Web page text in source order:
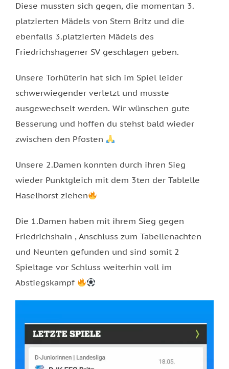
Diese mussten sich gegen, die momentan 3.
platzierten Mädels von Stern Britz und die
ebenfalls 3.platzierten Mädels des
Friedrichshagener SV geschlagen geben.
Unsere Torhüterin hat sich im Spiel leider
schwerwiegender verletzt und musste
ausgewechselt werden. Wir wünschen gute
Besserung und hoffen du stehst bald wieder
zwischen den Pfosten
Unsere 2.Damen konnten durch ihren Sieg
wieder Punktgleich mit dem 3ten der Tablelle
Haselhorst ziehen
Die 1.Damen haben mit ihrem Sieg gegen
Friedrichshain , Anschluss zum Tabellenachten
und Neunten gefunden und sind somit 2
Spieltage vor Schluss weiterhin voll im
Abstiegskampf